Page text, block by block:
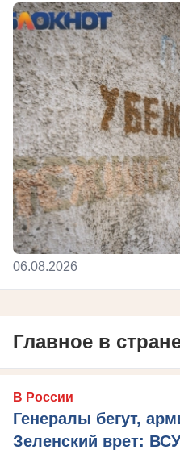
06.08.2026
Главное в
В России
Генералы бегут,
Зеленский врет: